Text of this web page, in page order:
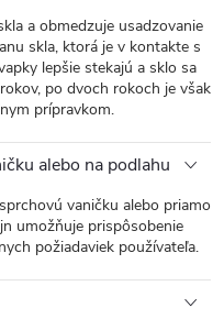
a obmedzuje usadzovanie
skla, ktorá je v kontakte s
lepšie stekajú a sklo sa
po dvoch rokoch je však
prípravkom.
alebo na podlahu
vaničku alebo priamo
umožňuje prispôsobenie
požiadaviek používateľa.